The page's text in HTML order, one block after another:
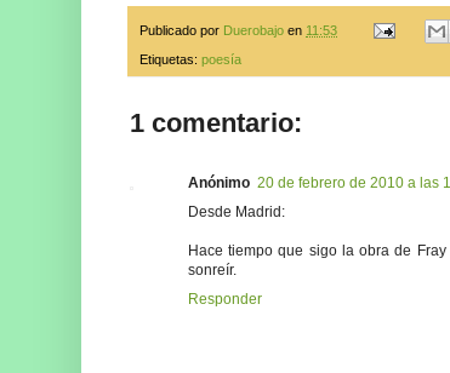
Publicado por Duerobajo en 11:53
Etiquetas: poesía
1 comentario:
Anónimo 20 de febrero de 2010 a las
Desde Madrid:
Hace tiempo que sigo la obra de
sonreír.
Responder